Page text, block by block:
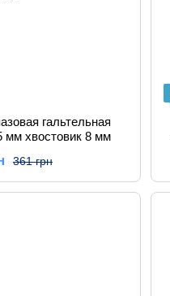
гальтельная
мм хвостовик 8 мм
361 грн